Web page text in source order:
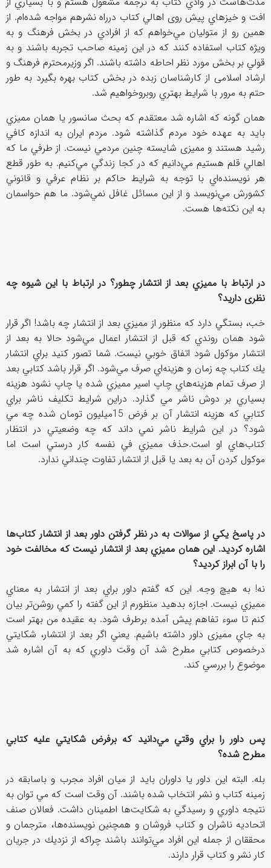
افت و خيزهاي پیش روی اهالي كتاب درراه نشرهم مواجه شده‌ام. از
همين رو از متوليان مي‌خواهم كه از افرادي در بخش فرهنگ و به
ويژه كتاب استفاده كنند كه در اين زمينه صاحب تجربه باشند و به
قولي بر بخش مورد نظر احاطه داشته باشند. اگر وزيرمحترم فرهنگ و
ارشاد اسلامی از كارشناسان زبده در بخش كتاب بهره بگيرد به طور
حتم به مرور با شرايط بهتري روبروخواهيم شد.
همان گونه كه اشاره شد معتقدم كه بحث سانسور يا همان مميزي
بايد به عهده خود مردم گذاشته شود. مردم ايران به اندازه كافي
رشيد هستند و ممیزی شايسته چنين مردمي نيست. از طرفي ما كه
اهالي قلم هستيم مي‌دانيم كه در كجا زندگي مي‌كنيم. به طور قطع
هر نويسنده‌اي با توجه به شرايط حاكم بر نظام عرفي و قانوني
كشورش مي‌نويسد و از اين مسائل غافل نمي‌شود. ما هم حواسمان
به اين نکته‌ها هست.
در ارتباط با مميزي بعد از انتشار چطور؟ در ارتباط با این شیوه چه
نظری دارید؟
خب، بستگي دارد كه منظور از مميزي بعد از انتشار چه باشد! اگر قرار
شود همان روندي كه قبل از انتشار اعمال مي‌شود حالا به بعد از
انتشار موكول شود اتفاق خوبي نيست. شما تصور كنيد براي انتشار
يك كتاب چه زمان و هزينه‌اي صرف مي‌شود. اگر قرار باشد كتابي بعد
از صرف تمام هزينه‌هاي چاپ اسير مميزي شده يا چاپ نشود هزينه
بسياري بر دوش ناشر مي گذارد. دراين شرايط تكليف ناشر براي
كتابي كه هزينه انتشار آن بر فرض 15ميليون تومان شده چه مي
شود؟ در این شرایط ناشر نمي داند كه چه وضعيتي در انتظار
كتاب‌هاي او است.حذف مميزي في نفسه كار درستي است اما
موكول كردن آن به بعد یا قبل از انتشار تفاوت چنداني ندارد.
در پاسخ يكي از سوالات به در نظر گرفتن داور بعد از انتشار كتاب‌ها
اشاره كرديد. اين همان مميزي بعد از انتشار نيست كه مخالفت خود
را با آن ابراز كرديد؟
نه! به هيچ وجه. اين كه گفتم داور براي بعد از انتشار به معناي
مميزي نيست. اجازه بدهيد منظورم از اين گفته را كمي روشن‌تر بيان
كنم تا سوء تفاهم پيش آمده برطرف شود. به عقيده من بهتر است
به جاي مميزی داور داشته باشيم. يعني اگر بعد از انتشار، شكايتي
درخصوص كتابي مطرح شد آن وقت داوري كه به آن اشاره شد
موضوع را بررسي كند.
پس داور را براي وقتي مي‌دانيد كه برفرض شكايتي عليه كتابي
مطرح شده؟
بله. البته اين داور يا داوران بايد از ميان افراد مجرب و باسابقه در
زمينه كتاب و نشر انتخاب شده باشند. آن وقت است كه مي توان به
نتيجه داوري و رسيدگي به شكايت‌ها اطمينان داشت. فعالان صنف
اتحاديه ناشران و كتاب فروشان و همچنين نويسنده‌ها، مترجمان و
محققان از جمله اين افراد مي‌توانند باشند چراكه از نزديك در جريان
كار نشر و كتاب قرار دارند.